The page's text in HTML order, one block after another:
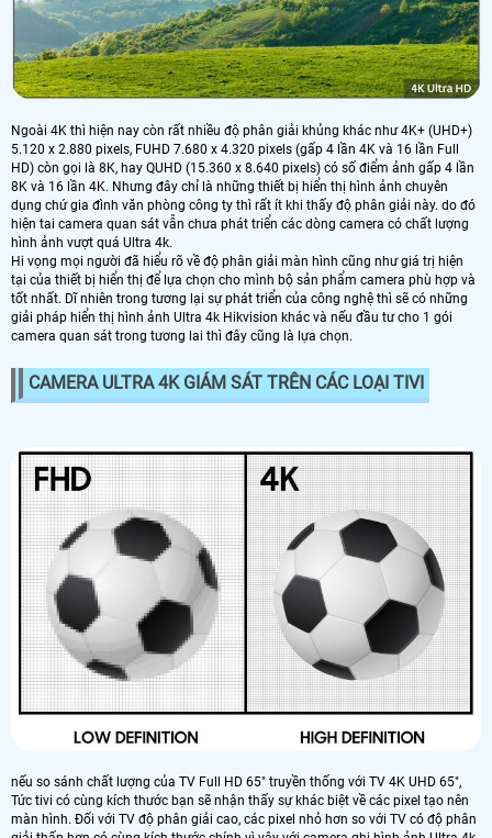
Ngoài 4K thì hiện nay còn rất nhiều độ phân giải khủng khác như 4K+ (UHD+)
5.120 x 2.880 pixels, FUHD 7.680 x 4.320 pixels (gấp 4 lần 4K và 16 lần Full
HD) còn gọi là 8K, hay QUHD (15.360 x 8.640 pixels) có số điểm ảnh gấp 4 lần
8K và 16 lần 4K. Nhưng đây chỉ là những thiết bị hiển thị hình ảnh chuyên
dụng chứ gia đình văn phòng công ty thì rất ít khi thấy độ phân giải này. do đó
hiện tai camera quan sát vẫn chưa phát triển các dòng camera có chất lượng
hình ảnh vượt quá Ultra 4k.
Hi vọng mọi người đã hiểu rõ về độ phân giải màn hình cũng như giá trị hiện
tại của thiết bị hiển thị để lựa chọn cho mình bộ sản phẩm camera phù hợp và
tốt nhất. Dĩ nhiên trong tương lại sự phát triển của công nghệ thì sẽ có những
giải pháp hiển thị hình ảnh Ultra 4k Hikvision khác và nếu đầu tư cho 1 gói
camera quan sát trong tương lai thì đây cũng là lựa chọn.
CAMERA ULTRA 4K GIÁM SÁT TRÊN CÁC LOẠI TIVI
nếu so sánh chất lượng của TV Full HD 65" truyền thống với TV 4K UHD 65",
Tức tivi có cùng kích thước bạn sẽ nhận thấy sự khác biệt về các pixel tạo nên
màn hình. Đối với TV độ phân giải cao, các pixel nhỏ hơn so với TV có độ phân